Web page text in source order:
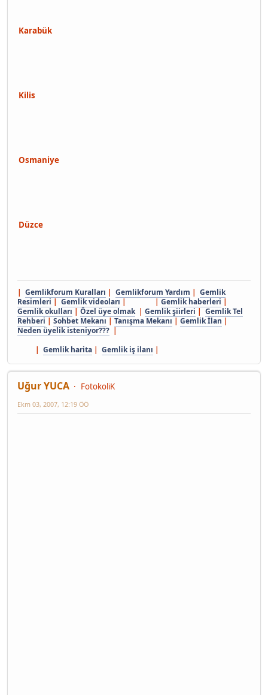
Karabük
Kilis
Osmaniye
Düzce
| Gemlikforum Kuralları | Gemlikforum Yardım | Gemlik
Resimleri | Gemlik videoları | | Gemlik haberleri |
Gemlik okulları | Özel üye olmak| Gemlik şiirleri | Gemlik Tel
Rehberi | Sohbet Mekanı | Tanışma Mekanı | Gemlik İlan |
Neden üyelik isteniyor??? |
| Gemlik harita | Gemlik iş ilanı |
Uğur YUCA FotokoliK
Ekm 03, 2007, 12:19 ÖÖ